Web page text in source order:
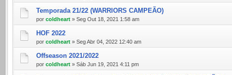
Temporada 21/22 (WARRIORS CAMPEÃO)
por coldheart » Seg Out 18, 2021 1:58 am
HOF 2022
por coldheart » Seg Abr 04, 2022 12:40 am
Offseason 2021/2022
por coldheart » Sáb Jun 19, 2021 4:11 pm